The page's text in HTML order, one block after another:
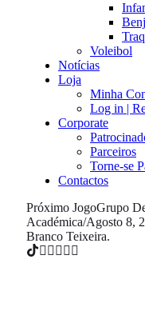
Voleibol
Notícias
Loja
Minha
Log in |
Corporate
Parceiros
Torne-se
Contactos
Próximo JogoGrupo
Académica/Agosto 8,
Branco Teixeira.